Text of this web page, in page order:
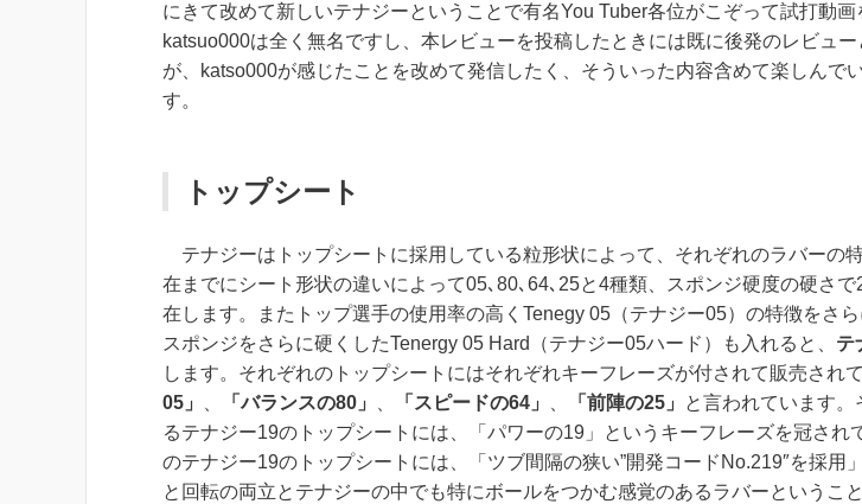
にきて改めて新しいテナジーということで有名You Tuber各位がこぞって試打動画
katsuo000は全く無名ですし、本レビューを投稿したときには既に後発のレビュ
が、katso000が感じたことを改めて発信したく、そういった内容含めて楽しんで
す。
トップシート
テナジーはトップシートに採用している粒形状によって、それぞれのラバーの
在までにシート形状の違いによって05､80､64､25と4種類、スポンジ硬度の硬さ
在します。またトップ選手の使用率の高くTenegy 05（テナジー05）の特徴をさ
スポンジをさらに硬くしたTenergy 05 Hard（テナジー05ハード）も入れると、 テ
します。それぞれのトップシートにはそれぞれキーフレーズが付されて販売されて
05」
「バランスの80」 「スピードの64」 「前陣の25」 と言われています。
るテナジー19のトップシート には、 「パワーの19」
というキーフレーズを冠され
のテナジー19のトップシートには、
「ツブ間隔の狭い”開発コードNo.219″を採用」
と回転の両立とテナジーの中でも特にボールをつかむ感覚のあるラバーというこ